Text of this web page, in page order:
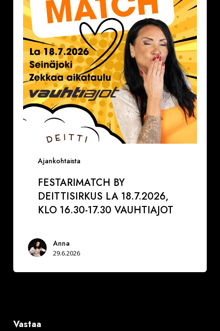
Ajankohtaista
18.7.2026,
klo
16.30-
17.30
VAUHTIAJOT
FESTARIMATCH BY
DEITTISIRKUS LA 18.7.2026,
KLO 16.30-17.30 VAUHTIAJOT
Anna
29.6.2026
Vastaa